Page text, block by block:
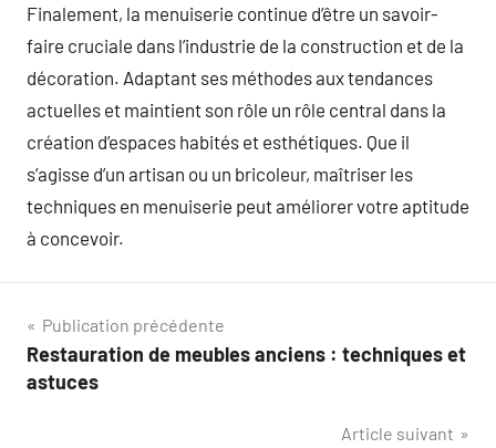
Finalement, la menuiserie continue d’être un savoir-
faire cruciale dans l’industrie de la construction et de la
décoration. Adaptant ses méthodes aux tendances
actuelles et maintient son rôle un rôle central dans la
création d’espaces habités et esthétiques. Que il
s’agisse d’un artisan ou un bricoleur, maîtriser les
techniques en menuiserie peut améliorer votre aptitude
à concevoir.
Navigation
de
Publication précédente
Restauration de meubles anciens : techniques et
astuces
Article suivant